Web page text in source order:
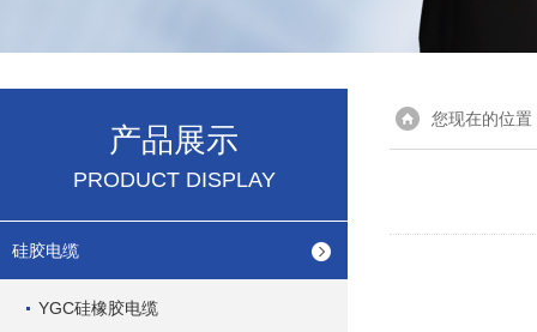
产品展示
PRODUCT DISPLAY
硅胶电缆
YGC硅橡胶电缆
您现在的位置